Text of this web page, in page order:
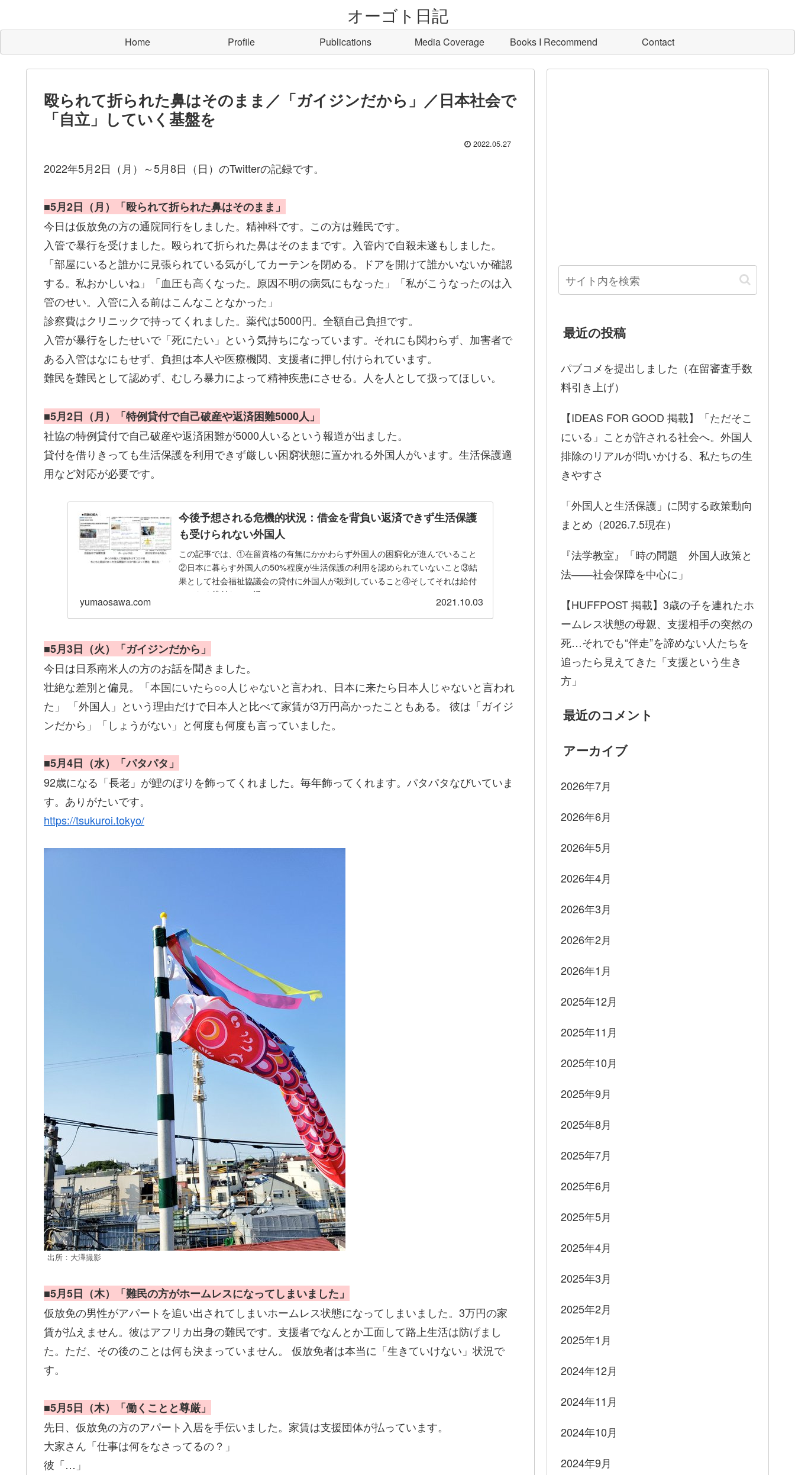
オーゴト日記
Home Profile Publications Media Coverage Books I Recommend Contact
殴られて折られた鼻はそのまま／「ガイジンだから」／日本社会で
「自立」していく基盤を
2022.05.27
2022年5月2日（月）～5月8日（日）のTwitterの記録です。
■5月2日（月）「殴られて折られた鼻はそのまま」
今日は仮放免の方の通院同行をしました。精神科です。この方は難民です。
入管で暴行を受けました。殴られて折られた鼻はそのままです。入管内で自殺未遂もしました。
「部屋にいると誰かに見張られている気がしてカーテンを閉める。ドアを開けて誰かいないか確認
する。私おかしいね」「血圧も高くなった。原因不明の病気にもなった」「私がこうなったのは入
管のせい。入管に入る前はこんなことなかった」
診察費はクリニックで持ってくれました。薬代は5000円。全額自己負担です。
入管が暴行をしたせいで「死にたい」という気持ちになっています。それにも関わらず、加害者で
ある入管はなにもせず、負担は本人や医療機関、支援者に押し付けられています。
難民を難民として認めず、むしろ暴力によって精神疾患にさせる。人を人として扱ってほしい。
■5月2日（月）「特例貸付で自己破産や返済困難5000人」
社協の特例貸付で自己破産や返済困難が5000人いるという報道が出ました。
貸付を借りきっても生活保護を利用できず厳しい困窮状態に置かれる外国人がいます。生活保護適
用など対応が必要です。
今後予想される危機的状況：借金を背負い返済できず生活保護
も受けられない外国人
この記事では、①在留資格の有無にかかわらず外国人の困窮化が進んでいること
②日本に暮らす外国人の50%程度が生活保護の利用を認められていないこと③結
果として社会福祉協議会の貸付に外国人が殺到していること④そしてそれは給付
ではなく貸付なので返...
yumaosawa.com 2021.10.03
■5月3日（火）「ガイジンだから」
今日は日系南米人の方のお話を聞きました。
壮絶な差別と偏見。「本国にいたら○○人じゃないと言われ、日本に来たら日本人じゃないと言われ
た」 「外国人」という理由だけで日本人と比べて家賃が3万円高かったこともある。 彼は「ガイジ
ンだから」「しょうがない」と何度も何度も言っていました。
■5月4日（水）「パタパタ」
92歳になる「長老」が鯉のぼりを飾ってくれました。毎年飾ってくれます。パタパタなびいていま
す。ありがたいです。
https://tsukuroi.tokyo/
出所：大澤撮影
■5月5日（木）「難民の方がホームレスになってしまいました」
仮放免の男性がアパートを追い出されてしまいホームレス状態になってしまいました。3万円の家
賃が払えません。彼はアフリカ出身の難民です。支援者でなんとか工面して路上生活は防げまし
た。ただ、その後のことは何も決まっていません。 仮放免者は本当に「生きていけない」状況で
す。
■5月5日（木）「働くことと尊厳」
先日、仮放免の方のアパート入居を手伝いました。家賃は支援団体が払っています。
大家さん「仕事は何をなさってるの？」
彼「…」
最近の投稿
パブコメを提出しました（在留審査手数
料引き上げ）
【IDEAS FOR GOOD 掲載】「ただそこ
にいる」ことが許される社会へ。外国人
排除のリアルが問いかける、私たちの生
きやすさ
「外国人と生活保護」に関する政策動向
まとめ（2026.7.5現在）
『法学教室』「時の問題 外国人政策と
法――社会保障を中心に」
【HUFFPOST 掲載】3歳の子を連れたホ
ームレス状態の母親、支援相手の突然の
死…それでも“伴走”を諦めない人たちを
追ったら見えてきた「支援という生き
方」
最近のコメント
アーカイブ
2026年7月
2026年6月
2026年5月
2026年4月
2026年3月
2026年2月
2026年1月
2025年12月
2025年11月
2025年10月
2025年9月
2025年8月
2025年7月
2025年6月
2025年5月
2025年4月
2025年3月
2025年2月
2025年1月
2024年12月
2024年11月
2024年10月
2024年9月